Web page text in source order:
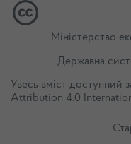
Міністерство
Державна
Увесь вміст доступний
Attribution 4.0